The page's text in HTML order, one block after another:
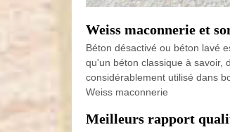
Weiss maconnerie et
Béton désactivé ou béton lavé
qu'un béton classique à savoir,
considérablement utilisé dans
Weiss maconnerie
Meilleurs rapport